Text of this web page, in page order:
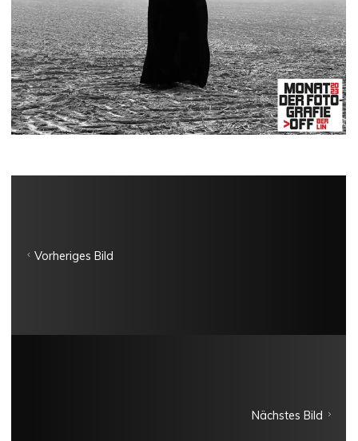
Vorheriges Bild
Nächstes Bild